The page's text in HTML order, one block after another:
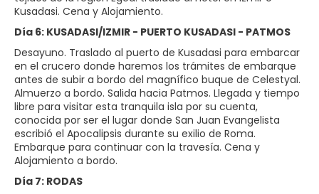
Kusadasi. Cena y Alojamiento.
Día 6: KUSADASI/IZMIR - PUERTO KUSADASI - PATMOS
Desayuno. Traslado al puerto de Kusadasi para embarcar
en el crucero donde haremos los trámites de embarque
antes de subir a bordo del magnífico buque de Celestyal.
Almuerzo a bordo. Salida hacia Patmos. Llegada y tiempo
libre para visitar esta tranquila isla por su cuenta,
conocida por ser el lugar donde San Juan Evangelista
escribió el Apocalipsis durante su exilio de Roma.
Embarque para continuar con la travesía. Cena y
Alojamiento a bordo.
Día 7: RODAS